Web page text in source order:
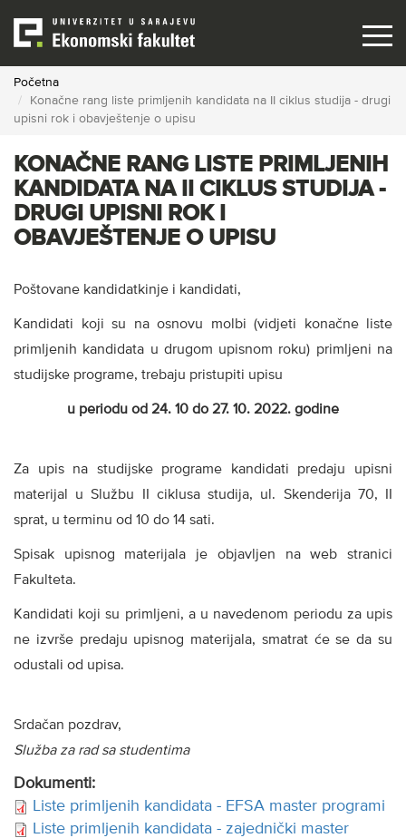
main
content
Početna
Konačne rang liste primljenih kandidata na II ciklus studija - drugi
upisni rok i obavještenje o upisu
KONAČNE RANG LISTE PRIMLJENIH
KANDIDATA NA II CIKLUS STUDIJA -
DRUGI UPISNI ROK I
OBAVJEŠTENJE O UPISU
Poštovane kandidatkinje i kandidati,
Kandidati koji su na osnovu molbi (vidjeti konačne liste
primljenih kandidata u drugom upisnom roku) primljeni na
studijske programe, trebaju pristupiti upisu
u periodu od 24. 10 do 27. 10. 2022. godine
Za upis na studijske programe kandidati predaju upisni
materijal u Službu II ciklusa studija, ul. Skenderija 70, II
sprat, u terminu od 10 do 14 sati.
Spisak upisnog materijala je objavljen na web stranici
Fakulteta.
Kandidati koji su primljeni, a u navedenom periodu za upis
ne izvrše predaju upisnog materijala, smatrat će se da su
odustali od upisa.
Srdačan pozdrav,
Služba za rad sa studentima
Dokumenti:
Liste primljenih kandidata - EFSA master programi
Liste primljenih kandidata - zajednički master